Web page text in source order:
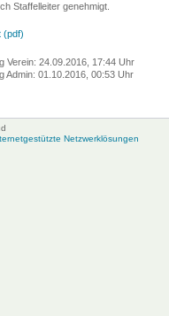
Staffelleiter genehmigt.
(pdf)
Verein: 24.09.2016, 17:44 Uhr
Admin: 01.10.2016, 00:53 Uhr
Netzwerklösungen